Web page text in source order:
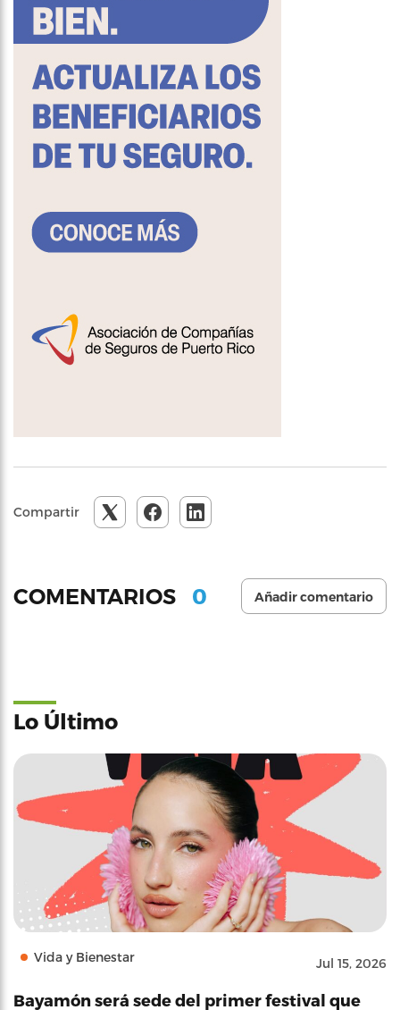
Compartir
COMENTARIOS 0 Añadir comentario
Lo Último
Vida y Bienestar Jul 15, 2026
Bayamón será sede del primer festival que